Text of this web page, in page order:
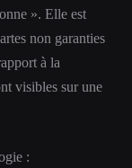
». Elle est
non garanties
à la
visibles sur une
: